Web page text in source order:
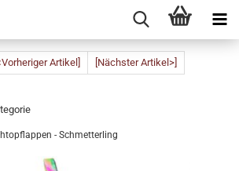
Artikel]
[Nächster Artikel>]
- Schmetterling